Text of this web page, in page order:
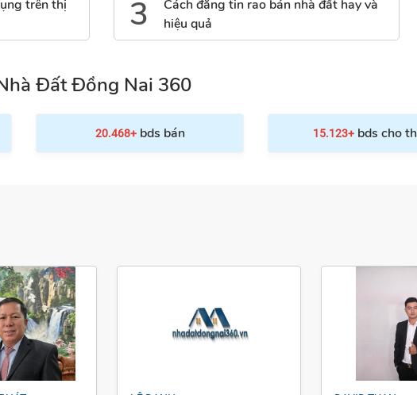
đất hay và
4
Tháo gỡ khó khăn trong xử lý chất thải
rắn sinh hoạt
Đất Đồng Nai 360
20.468+bds bán 15.123+ bds cho